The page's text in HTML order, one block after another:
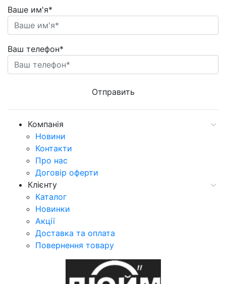
Ваше им'я*
Ваш телефон*
Компанія
Новини
Контакти
Про нас
Договір оферти
Клієнту
Каталог
Новинки
Акції
Доставка та оплата
Повернення товару